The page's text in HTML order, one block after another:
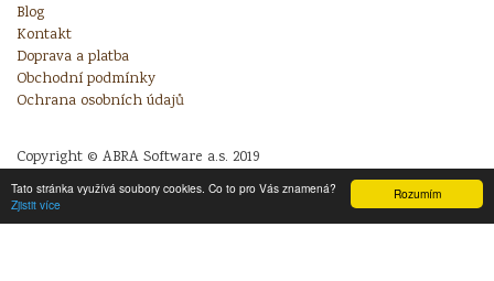
Rozumím
Tato stránka využívá soubory cookies. Co to pro Vás znamená?
Zjistit více
Blog
Kontakt
Doprava a platba
Obchodní podmínky
Ochrana osobních údajů
Copyright © ABRA Software a.s. 2019